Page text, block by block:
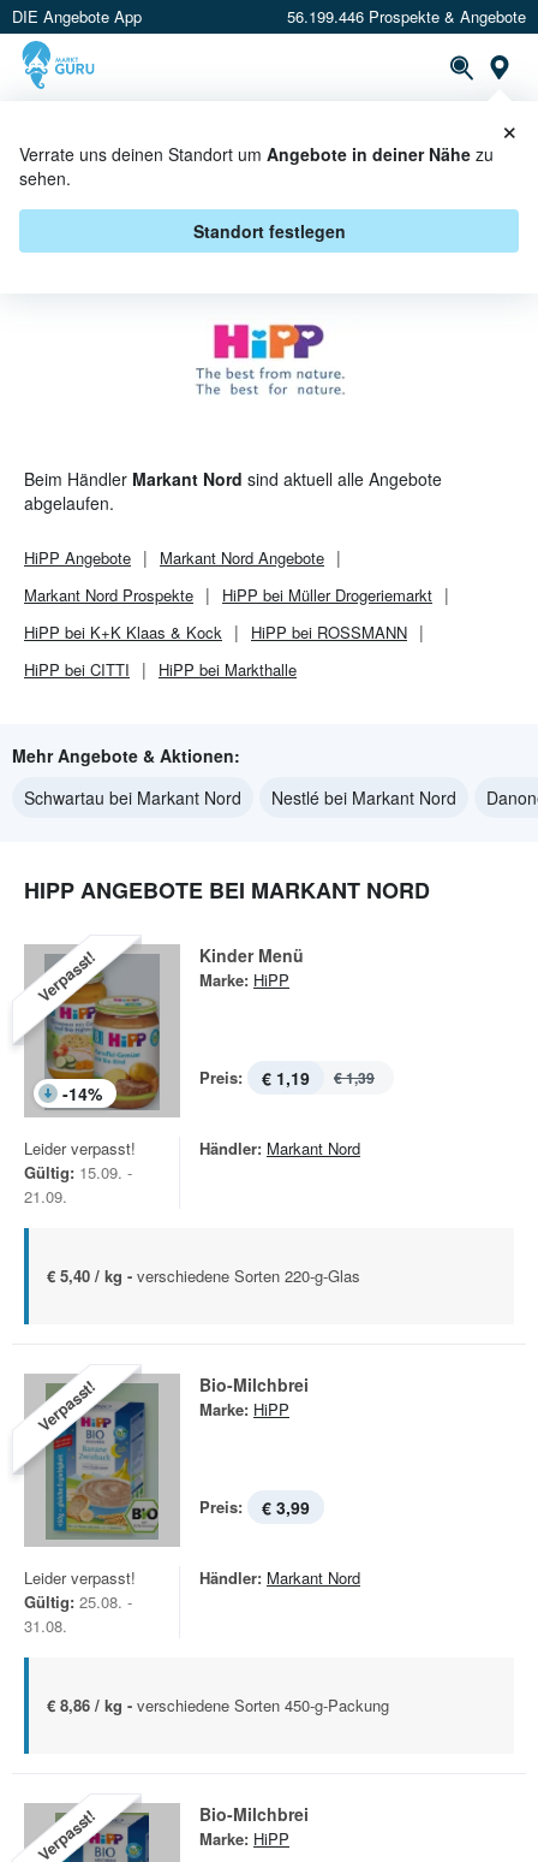
DIE Angebote App 56.199.446 Prospekte & Angebote
Verrate uns deinen Standort um Angebote in deiner Nähe zu
sehen.
Standort festlegen
×
HIPP BEI MARKANT NORD -
ANGEBOTE & AKTIONEN
Beim Händler Markant Nord sind aktuell alle Angebote
abgelaufen.
HiPP Angebote Markant Nord Angebote
Markant Nord Prospekte
HiPP bei Müller Drogeriemarkt
HiPP bei K+K Klaas & Kock
HiPP bei ROSSMANN
HiPP bei CITTI
HiPP bei Markthalle
Mehr Angebote & Aktionen:
Schwartau bei Markant Nord
Nestlé bei Markant Nord
HIPP ANGEBOTE BEI MARKANT NORD
Verpasst!
-14%
Kinder Menü
Marke: HiPP
Preis: € 1,19 € 1,39
Leider verpasst!
Gültig: 15.09. -
21.09.
Händler: Markant Nord
€ 5,40 / kg - verschiedene Sorten 220-g-Glas
Verpasst! Bio-Milchbrei
Marke: HiPP
Preis: € 3,99
Leider verpasst!
Gültig: 25.08. -
31.08.
Händler: Markant Nord
€ 8,86 / kg - verschiedene Sorten 450-g-Packung
Verpasst! Bio-Milchbrei
Marke: HiPP